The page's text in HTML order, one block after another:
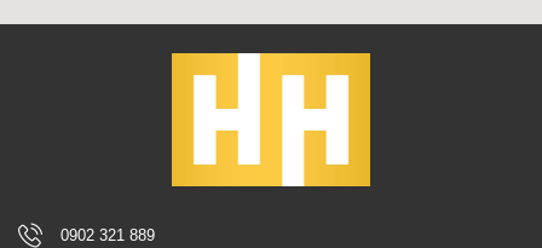
0902 321 889